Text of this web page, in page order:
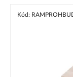
Kód: